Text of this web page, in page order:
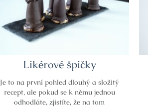
Likérové špičky
Je to na první pohled dlouhý a složitý
recept, ale pokud se k němu jednou
odhodláte, zjistíte, že na tom